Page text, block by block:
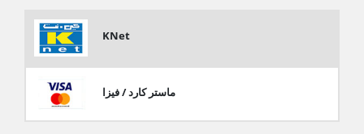
KNet
ماستر كارد / فيزا